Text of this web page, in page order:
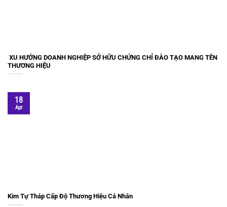
XU HƯỚNG DOANH NGHIỆP SỞ HỮU CHỨNG CHỈ ĐÀO TẠO MANG TÊN
THƯƠNG HIỆU
Kim Tự Tháp Cấp Độ Thương Hiệu Cá Nhân
18
Apr